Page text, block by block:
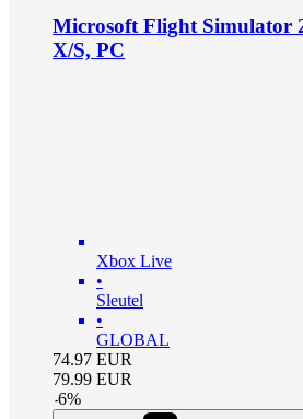
Microsoft Flight Simulator
X/S, PC
Xbox Live
•
Sleutel
•
GLOBAL
74.97 EUR
79.99 EUR
-6%